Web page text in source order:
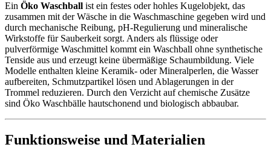
Ein Öko Waschball ist ein festes oder hohles Kugelobjekt, das
zusammen mit der Wäsche in die Waschmaschine gegeben wird und
durch mechanische Reibung, pH-Regulierung und mineralische
Wirkstoffe für Sauberkeit sorgt. Anders als flüssige oder
pulverförmige Waschmittel kommt ein Waschball ohne synthetische
Tenside aus und erzeugt keine übermäßige Schaumbildung. Viele
Modelle enthalten kleine Keramik- oder Mineralperlen, die Wasser
aufbereiten, Schmutzpartikel lösen und Ablagerungen in der
Trommel reduzieren. Durch den Verzicht auf chemische Zusätze
sind Öko Waschbälle hautschonend und biologisch abbaubar.
Funktionsweise und Materialien